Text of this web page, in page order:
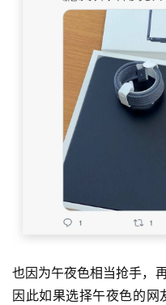
也因为午夜色相当抢手，
因此如果选择午夜色的